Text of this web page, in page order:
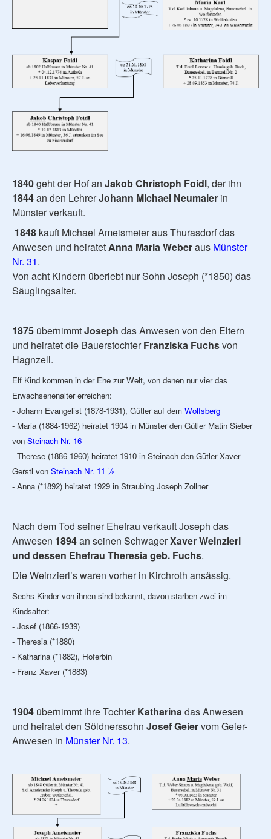
1840geht der Hof an Jakob Christoph Foidl, der ihn
1844an den LehrerJohann Michael Neumaier in
Münster verkauft.
1848 kauft Michael Ameismeier aus Thurasdorf das
Anwesen und heiratetAnna Maria Weberaus Münster
Nr. 31.
Von acht Kindern überlebt nur Sohn Joseph (*1850) das
Säuglingsalter.
1875 übernimmtJoseph das Anwesen von den Eltern
und heiratet die BauerstochterFranziska Fuchsvon
Hagnzell.
Elf Kind kommen in der Ehe zur Welt, von denen nur vier das
Erwachsenenalter erreichen:
- Johann Evangelist (1878-1931), Gütler auf dem Wolfsberg
- Maria (1884-1962) heiratet 1904 in Münster den Gütler Matin Sieber
von Steinach Nr. 16
- Therese (1886-1960) heiratet 1910 in Steinach den Gütler Xaver
Gerstl von Steinach Nr. 11 ½
- Anna (*1892) heiratet 1929 in Straubing Joseph Zollner
Nach dem Tod seiner Ehefrau verkauft Joseph das
Anwesen 1894an seinen SchwagerXaver Weinzierl
und dessen Ehefrau Theresia geb. Fuchs.
Die Weinzierl’s waren vorher in Kirchroth ansässig.
Sechs Kinder von ihnen sind bekannt, davon starben zwei im
Kindsalter:
- Josef (1866-1939)
- Theresia (*1880)
- Katharina (*1882), Hoferbin
- Franz Xaver (*1883)
1904 übernimmt ihre TochterKatharinadas Anwesen
und heiratet den Söldnerssohn Josef Geiervom Geier-
Anwesen in Münster Nr. 13.